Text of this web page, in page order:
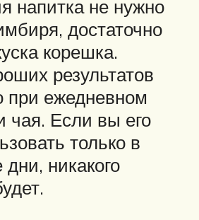
напитка не нужно
достаточно
корешка.
результатов
при ежедневном
чая. Если вы его
только в
дни, никакого